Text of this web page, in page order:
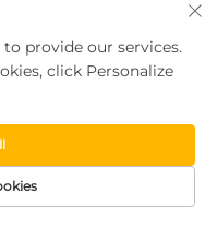
provide our services.
click Personalize